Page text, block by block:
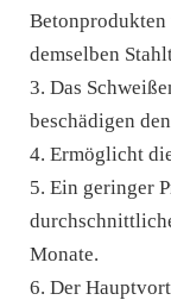
demselben
3. Das
beschädigen
4. Ermöglicht
5. Ein geringer
Monate.
6. Der